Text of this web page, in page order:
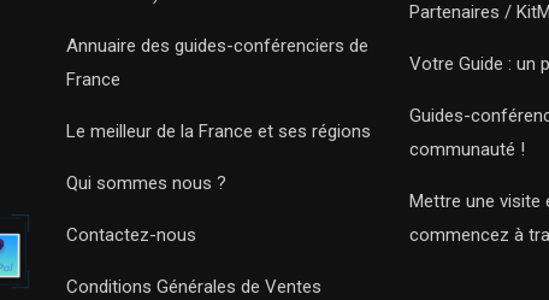
Annuaire des guides-conférenciers de
France
Le meilleur de la France et ses régions
Qui sommes nous ?
Contactez-nous
Conditions Générales de Ventes
Partenaires /
Votre Guide : un
Guides-
communauté !
Mettre une visite
commencez à